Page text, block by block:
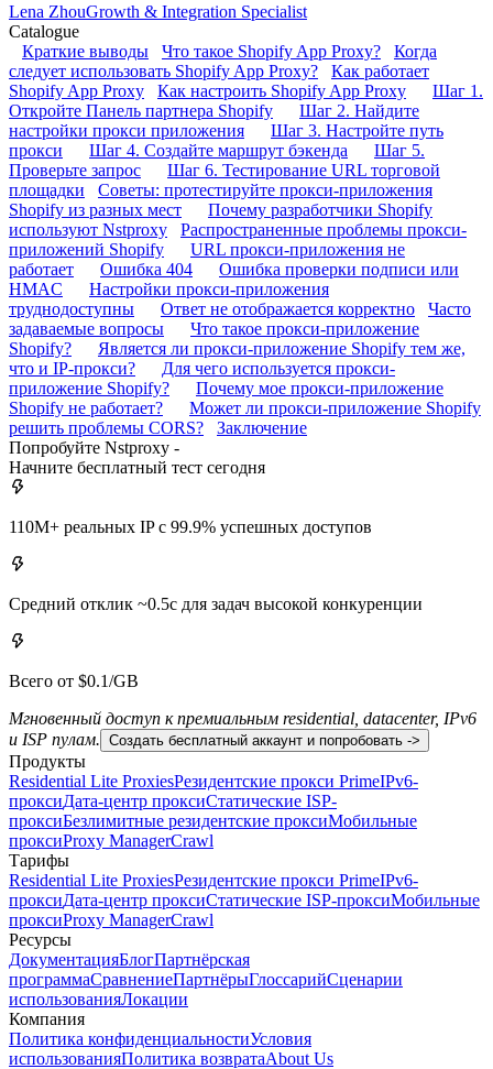
Lena ZhouGrowth & Integration Specialist
Catalogue
Краткие выводы
Что такое Shopify App Proxy?
Когда
следует использовать Shopify App Proxy?
Как работает
Shopify App Proxy
Как настроить Shopify App Proxy
Шаг 1.
Откройте Панель партнера Shopify
Шаг 2. Найдите
настройки прокси приложения
Шаг 3. Настройте путь
прокси
Шаг 4. Создайте маршрут бэкенда
Шаг 5.
Проверьте запрос
Шаг 6. Тестирование URL торговой
площадки
Советы: протестируйте прокси-приложения
Shopify из разных мест
Почему разработчики Shopify
используют Nstproxy
Распространенные проблемы прокси-
приложений Shopify
URL прокси-приложения не
работает
Ошибка 404
Ошибка проверки подписи или
HMAC
Настройки прокси-приложения
труднодоступны
Ответ не отображается корректно
Часто
задаваемые вопросы
Что такое прокси-приложение
Shopify?
Является ли прокси-приложение Shopify тем же,
что и IP-прокси?
Для чего используется прокси-
приложение Shopify?
Почему мое прокси-приложение
Shopify не работает?
Может ли прокси-приложение Shopify
решить проблемы CORS?
Заключение
Попробуйте Nstproxy -
Начните бесплатный тест сегодня
110M+ реальных IP с 99.9% успешных доступов
Средний отклик ~0.5с для задач высокой конкуренции
Всего от $0.1/GB
Мгновенный доступ к премиальным residential, datacenter, IPv6
и ISP пулам. Создать бесплатный аккаунт и попробовать ->
Продукты
Residential Lite ProxiesРезидентские прокси PrimeIPv6-
проксиДата-центр проксиСтатические ISP-
проксиБезлимитные резидентские проксиМобильные
проксиProxy ManagerCrawl
Тарифы
Residential Lite ProxiesРезидентские прокси PrimeIPv6-
проксиДата-центр проксиСтатические ISP-проксиМобильные
проксиProxy ManagerCrawl
Ресурсы
ДокументацияБлогПартнёрская
программаСравнениеПартнёрыГлоссарийСценарии
использованияЛокации
Компания
Политика конфиденциальностиУсловия
использованияПолитика возвратаAbout Us